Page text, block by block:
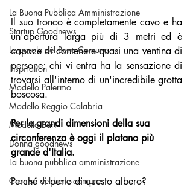
La Buona Pubblica Amministrazione
Startup Goodnews
Le parole del Bene Comune
Inspiration
Modello Palermo
Modello Reggio Calabria
Modello Bari
Donna goodnews
La buona pubblica amministrazione
Cronisti del bene comune
Il suo tronco è completamente cavo e ha
un'apertura larga più di 3 metri ed è
capace di contenere quasi una ventina di
persone; chi vi entra ha la sensazione di
trovarsi all'interno di un'incredibile grotta
boscosa.
Per le grandi dimensioni della sua
circonferenza è oggi il platano più
grande d'Italia.
Perché vi parlo di questo albero?